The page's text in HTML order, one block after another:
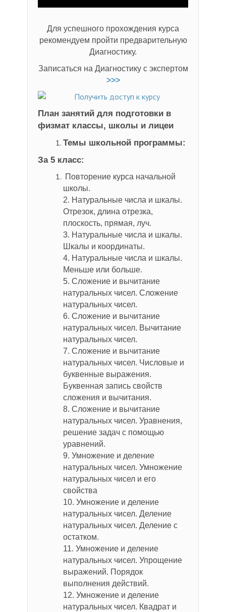
MuteFullscreen
Для успешного прохождения курса
рекомендуем пройти предварительную
Диагностику.
Записаться на Диагностику с экспертом
>>>
План занятий для подготовки в
физмат классы, школы и лицеи
Темы школьной программы:
За 5 класс:
Повторение курса начальной
школы.
2. Натуральные числа и шкалы.
Отрезок, длина отрезка,
плоскость, прямая, луч.
3. Натуральные числа и шкалы.
Шкалы и координаты.
4. Натуральные числа и шкалы.
Меньше или больше.
5. Сложение и вычитание
натуральных чисел. Сложение
натуральных чисел.
6. Сложение и вычитание
натуральных чисел. Вычитание
натуральных чисел.
7. Сложение и вычитание
натуральных чисел. Числовые и
буквенные выражения.
Буквенная запись свойств
сложения и вычитания.
8. Сложение и вычитание
натуральных чисел. Уравнения,
решение задач с помощью
уравнений.
9. Умножение и деление
натуральных чисел. Умножение
натуральных чисел и его
свойства
10. Умножение и деление
натуральных чисел. Деление
натуральных чисел. Деление с
остатком.
11. Умножение и деление
натуральных чисел. Упрощение
выражений. Порядок
выполнения действий.
12. Умножение и деление
натуральных чисел. Квадрат и